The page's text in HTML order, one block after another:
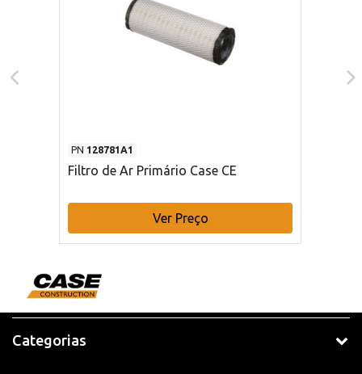
PN 128781A1
Filtro de Ar Primário Case CE
Ver Preço
Categorias